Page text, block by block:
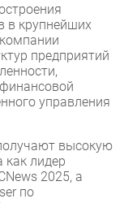
крупнейших
предприятий
финансовой
управления
высокую
как лидер
2025, а
по